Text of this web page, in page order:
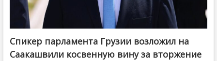
Спикер парламента Грузии возложил на
Саакашвили косвенную вину за вторжение